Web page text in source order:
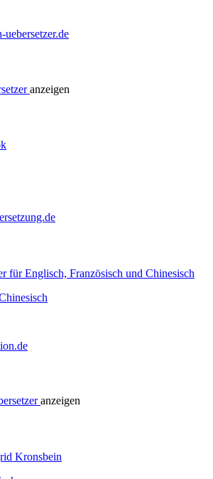
anzeigen
für Englisch, Französisch und Chinesisch
anzeigen
Kronsbein